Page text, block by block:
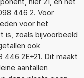
446 2. Voor
voor het
is, zoals bijvoorbeeld
ook
2E+21. Dit maakt
aantallen